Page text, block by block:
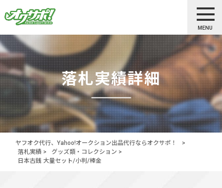
MENU
落札実績詳細
ヤフオク代行、Yahoo!オークション出品代行ならオクサポ！
>
落札実績 > グッズ類・コレクション >
日本古銭 大量セット/小判/棒金